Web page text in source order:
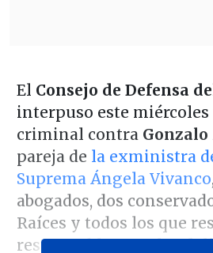
El Consejo de Defensa
interpuso este
criminal contra
pareja de la exministra
Suprema Ángela Vivanco
abogados, dos
Raíces y todos los que
responsables, por los